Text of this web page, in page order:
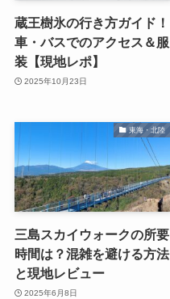
蔵王樹氷の行き方ガイド！
車・バスでのアクセス＆服
装【現地レポ】
2025年10月23日
東海・北陸
三島スカイウォークの所要
時間は？混雑を避ける方法
と現地レビュー
2025年6月8日